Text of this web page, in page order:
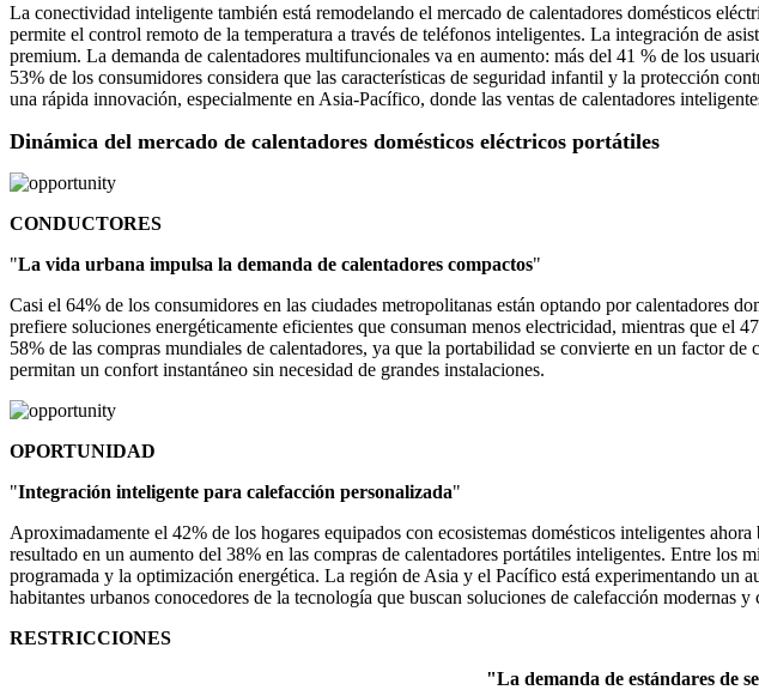
La conectividad inteligente también está remodelando el mercado de calentadores domésticos
permite el control remoto de la temperatura a través de teléfonos inteligentes. La integración de
premium. La demanda de calentadores multifuncionales va en aumento: más del 41 % de los
53% de los consumidores considera que las características de seguridad infantil y la protección
una rápida innovación, especialmente en Asia-Pacífico, donde las ventas de calentadores
Dinámica del mercado de calentadores domésticos eléctricos portátiles
CONDUCTORES
"La vida urbana impulsa la demanda de calentadores compactos"
Casi el 64% de los consumidores en las ciudades metropolitanas están optando por calentadores
prefiere soluciones energéticamente eficientes que consuman menos electricidad, mientras que el
58% de las compras mundiales de calentadores, ya que la portabilidad se convierte en un factor
permitan un confort instantáneo sin necesidad de grandes instalaciones.
OPORTUNIDAD
"Integración inteligente para calefacción personalizada"
Aproximadamente el 42% de los hogares equipados con ecosistemas domésticos inteligentes
resultado en un aumento del 38% en las compras de calentadores portátiles inteligentes. Entre
programada y la optimización energética. La región de Asia y el Pacífico está experimentando un
habitantes urbanos conocedores de la tecnología que buscan soluciones de calefacción modernas y
RESTRICCIONES
"La demanda de estándares de